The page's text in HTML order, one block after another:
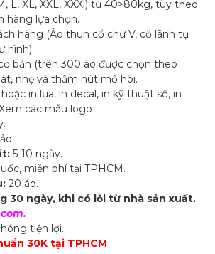
L, XL, XXL, XXXl) từ 40>80kg, tùy theo
hàng lựa chọn.
hàng (Áo thun cổ chữ V, cổ lãnh tụ
hình).
bản (trên 300 áo được chọn theo
nhẹ và thấm hút mồ hôi.
in lụa, in decal, in kỹ thuật số, in
các mẫu logo
5-10 ngày.
miễn phí tại TPHCM.
20 áo.
30 ngày, khi có lỗi từ nhà sản xuất.
tiện lợi.
30K tại TPHCM